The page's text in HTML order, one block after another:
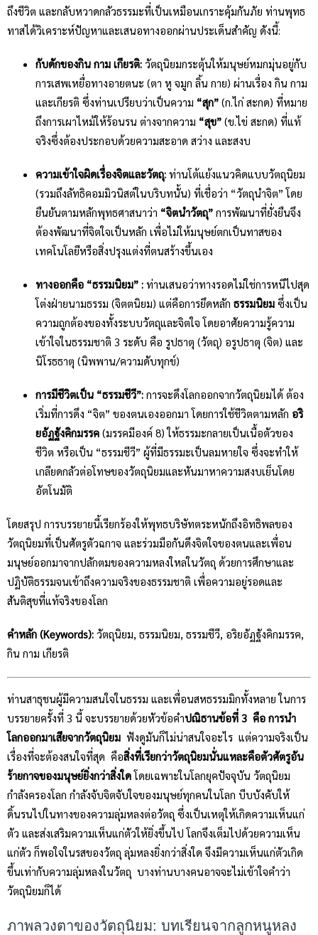
ถึงชีวิต และกลับหวาดกลัวธรรมะที่เป็นเหมือนเกราะคุ้มกันภัย ท่านพุทธ
ทาสได้วิเคราะห์ปัญหาและเสนอทางออกผ่านประเด็นสำคัญ ดังนี้:
กับดักของกิน กาม เกียรติ: วัตถุนิยมกระตุ้นให้มนุษย์หมกมุ่นอยู่กับ
การเสพเหยื่อทางอายตนะ (ตา หู จมูก ลิ้น กาย) ผ่านเรื่อง กิน กาม
และเกียรติ ซึ่งท่านเปรียบว่าเป็นความ “สุก” (ก.ไก่ สะกด) ที่หมาย
ถึงการเผาไหม้ให้ร้อนรน ต่างจากความ “สุข” (ข.ไข่ สะกด) ที่แท้
จริงซึ่งต้องประกอบด้วยความสะอาด สว่าง และสงบ
ความเข้าใจผิดเรื่องจิตและวัตถุ: ท่านโต้แย้งแนวคิดแบบวัตถุนิยม
(รวมถึงลัทธิคอมมิวนิสต์ในบริบทนั้น) ที่เชื่อว่า “วัตถุนำจิต” โดย
ยืนยันตามหลักพุทธศาสนาว่า “จิตนำวัตถุ” การพัฒนาที่ยั่งยืนจึง
ต้องพัฒนาที่จิตใจเป็นหลัก เพื่อไม่ให้มนุษย์ตกเป็นทาสของ
เทคโนโลยีหรือสิ่งปรุงแต่งที่ตนสร้างขึ้นเอง
ทางออกคือ “ธรรมนิยม” : ท่านเสนอว่าทางรอดไม่ใช่การหนีไปสุด
โต่งฝ่ายนามธรรม (จิตตนิยม) แต่คือการยึดหลัก ธรรมนิยม ซึ่งเป็น
ความถูกต้องของทั้งระบบวัตถุและจิตใจ โดยอาศัยความรู้ความ
เข้าใจในธรรมชาติ 3 ระดับ คือ รูปธาตุ (วัตถุ) อรูปธาตุ (จิต) และ
นิโรธธาตุ (นิพพาน/ความดับทุกข์)
การมีชีวิตเป็น “ธรรมชีวี”: การจะดึงโลกออกจากวัตถุนิยมได้ ต้อง
เริ่มที่การดึง “จิต” ของตนเองออกมา โดยการใช้ชีวิตตามหลัก อริ
ยอัฏฐังคิกมรรค (มรรคมีองค์ 8) ให้ธรรมะกลายเป็นเนื้อตัวของ
ชีวิต หรือเป็น “ธรรมชีวี” ผู้ที่มีธรรมะเป็นลมหายใจ ซึ่งจะทำให้
เกลียดกลัวต่อโทษของวัตถุนิยมและหันมาหาความสงบเย็นโดย
อัตโนมัติ
โดยสรุป การบรรยายนี้เรียกร้องให้พุทธบริษัทตระหนักถึงอิทธิพลของ
วัตถุนิยมที่เป็นศัตรูตัวฉกาจ และร่วมมือกันดึงจิตใจของตนและเพื่อน
มนุษย์ออกมาจากปลักตมของความหลงใหลในวัตถุ ด้วยการศึกษาและ
ปฏิบัติธรรมจนเข้าถึงความจริงของธรรมชาติ เพื่อความอยู่รอดและ
สันติสุขที่แท้จริงของโลก
คำหลัก (Keywords): วัตถุนิยม, ธรรมนิยม, ธรรมชีวี, อริยอัฏฐังคิกมรรค,
กิน กาม เกียรติ
ท่านสาธุชนผู้มีความสนใจในธรรม และเพื่อนสหธรรมมิกทั้งหลาย ในการ
บรรยายครั้งที่ 3 นี้ จะบรรยายด้วยหัวข้อคำปณิธานข้อที่ 3 คือ การนำ
โลกออกมาเสียจากวัตถุนิยม ฟังดูมันก็ไม่น่าสนใจอะไร แต่ความจริงเป็น
เรื่องที่จะต้องสนใจที่สุด คือสิ่งที่เรียกว่าวัตถุนิยมนั่นแหละคือตัวศัตรูอัน
ร้ายกาจของมนุษย์ยิ่งกว่าสิ่งใดโดยเฉพาะในโลกยุคปัจจุบัน วัตถุนิยม
กำลังครองโลก กำลังจับจิตจับใจของมนุษย์ทุกคนในโลก บีบบังคับให้
ดิ้นรนไปในทางของความลุ่มหลงต่อวัตถุ ซึ่งเป็นเหตุให้เกิดความเห็นแก่
ตัว และส่งเสริมความเห็นแก่ตัวให้ยิ่งขึ้นไป โลกจึงเต็มไปด้วยความเห็น
แก่ตัว ก็พอใจในรสของวัตถุ ลุ่มหลงยิ่งกว่าสิ่งใด จึงมีความเห็นแก่ตัวเกิด
ขึ้นเท่ากับความลุ่มหลงในวัตถุ บางท่านบางคนอาจจะไม่เข้าใจคำว่า
วัตถุนิยมก็ได้
ภาพลวงตาของวัตถุนิยม: บทเรียนจากลูกหนูหลง